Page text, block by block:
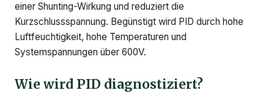
einer Shunting-Wirkung und reduziert die
Kurzschlussspannung. Begünstigt wird PID durch hohe
Luftfeuchtigkeit, hohe Temperaturen und
Systemspannungen über 600V.
Wie wird PID diagnostiziert?